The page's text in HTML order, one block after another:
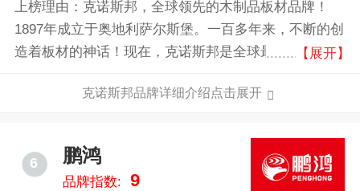
上榜理由：克诺斯邦，全球领先的木制品板材品牌！
1897年成立于奥地利萨尔斯堡。一百多年来，不断的创
造着板材的神话！现在，克诺斯邦是全球最大的板材生
兰、捷克、卢深堡、俄罗斯等国家拥有50多家大型木制
【展开】
克诺斯邦品牌详细介绍点击展开
6 鹏鸿
品牌指数: 9